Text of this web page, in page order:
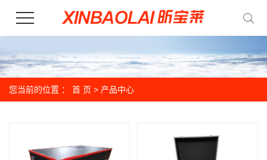
您当前的位置 ： 首 页 > 产品中心